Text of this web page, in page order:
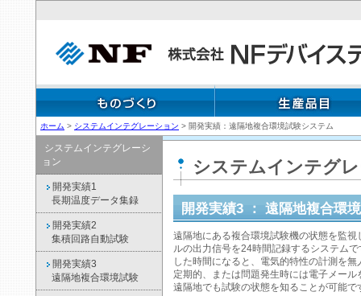
ホーム > システムインテグレーション > 開発実績：遠隔地複合環境試験システム
システムインテグレーシ
ョン
開発実績1
長期温度データ集録
開発実績2
集積回路自動試験
開発実績3
遠隔地複合環境試験
システムインテグ
開発実績3 ： 遠隔地複合環
遠隔地にある複合環境試験機の状態を監視
ルの出力信号を24時間記録するシステム
した時間になると、電気的特性の計測を無
定期的、または問題発生時には電子メー
遠隔地でも試験の状態を知ることが可能で